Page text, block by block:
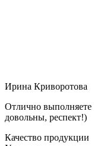
Ирина Криворотова
Отлично выполняете
довольны, респект!)
Качество продукции